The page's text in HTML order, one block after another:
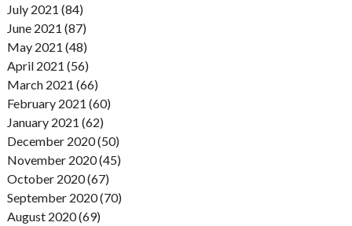
July 2021 (84)
June 2021 (87)
May 2021 (48)
April 2021 (56)
March 2021 (66)
February 2021 (60)
January 2021 (62)
December 2020 (50)
November 2020 (45)
October 2020 (67)
September 2020 (70)
August 2020 (69)